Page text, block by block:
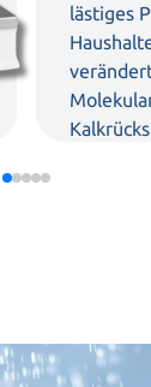
lästiges